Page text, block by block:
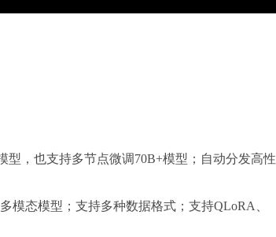
，也支持多节点微调70B+模型；自动分发高性
模态模型；支持多种数据格式；支持QLoRA、